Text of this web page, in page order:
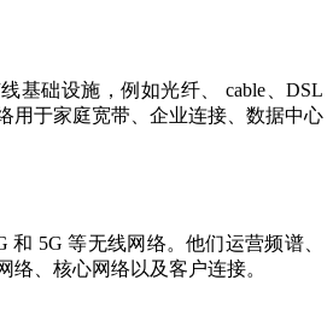
基础设施，例如光纤、 cable、DSL
用于家庭宽带、企业连接、数据中心
和 5G 等无线网络。他们运营频谱、
络、核心网络以及客户连接。